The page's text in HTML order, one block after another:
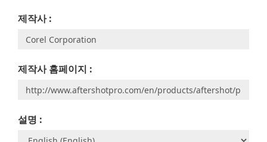
제작사 :
제작사 홈페이지 :
설명 :